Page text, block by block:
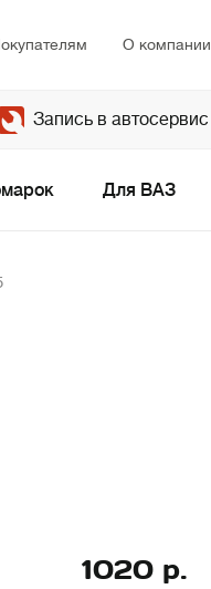
О компании
Запись в автосервис
Для ВАЗ
1020 р.